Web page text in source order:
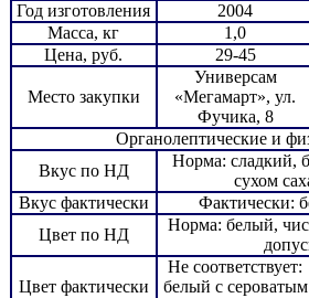
Год изготовления
2004
Масса, кг
1,0
Цена, руб.
29-45
Место закупки
Универсам
«Мегамарт», ул.
Фучика, 8
Органолептические и
Вкус по НД
Норма: сладкий,
сухом
Вкус фактически
Фактически:
Цвет по НД
Норма: белый,
Цвет фактически
Не соответствует:
белый с сероватым